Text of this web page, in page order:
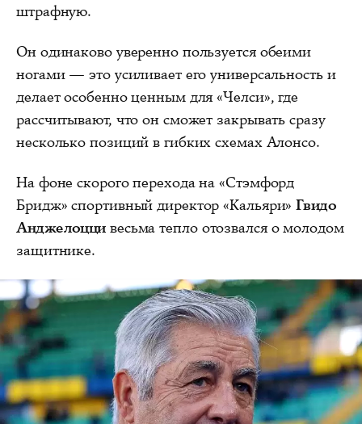
штрафную.
Он одинаково уверенно пользуется обеими
ногами — это усиливает его универсальность и
делает особенно ценным для «Челси», где
рассчитывают, что он сможет закрывать сразу
несколько позиций в гибких схемах Алонсо.
На фоне скорого перехода на «Стэмфорд
Бридж» спортивный директор «Кальяри»Гвидо
Анджелоцци весьма тепло отозвался о молодом
защитнике.